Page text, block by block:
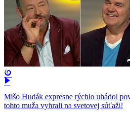
Mišo Hudák expresne rýchlo uhádol
tohto muža vyhrali na svetovej súťaži!